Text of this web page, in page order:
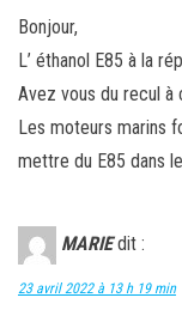
Bonjour,
L’ éthanol E85 à la
Avez vous du recul à
Les moteurs marins
mettre du E85 dans
MARIE dit :
23 avril 2022 à 13 h 19 min